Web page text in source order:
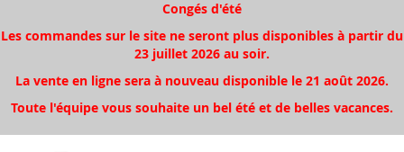
Congés d'été
Les commandes sur le site ne seront plus disponibles à partir du
23 juillet 2026 au soir.
La vente en ligne sera à nouveau disponible le 21 août 2026.
Toute l'équipe vous souhaite un bel été et de belles vacances.